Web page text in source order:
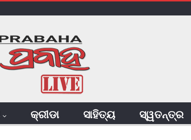
କ୍ରୀଡା ସାହିତ୍ୟ ସ୍ୱତନ୍ତ୍ର